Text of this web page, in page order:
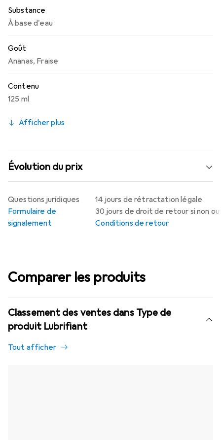
Substance
À base d'eau
Goût
Ananas, Fraise
Contenu
125 ml
Afficher plus
Évolution du prix
14 jours de rétractation légale
30 jours de droit de retour si non
Conditions de retour
Questions juridiques
Formulaire de
signalement
Comparer les produits
Classement des ventes dans Type de
produit Lubrifiant
Tout afficher